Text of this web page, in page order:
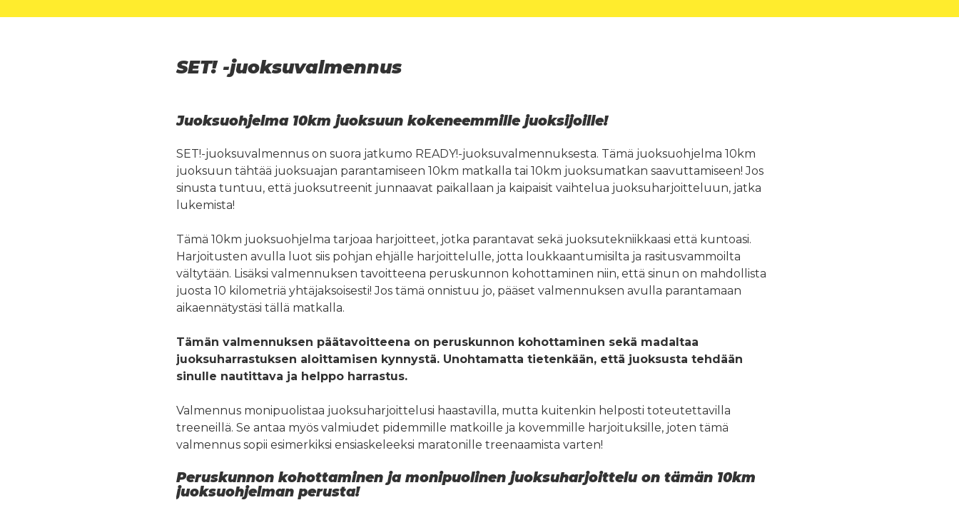
SET! -juoksuvalmennus
Juoksuohjelma 10km juoksuun kokeneemmille juoksijoille!
SET!-juoksuvalmennus on suora jatkumo READY!-juoksuvalmennuksesta. Tämä juoksuohjelma 10km
juoksuun tähtää juoksuajan parantamiseen 10km matkalla tai 10km juoksumatkan saavuttamiseen! Jos
sinusta tuntuu, että juoksutreenit junnaavat paikallaan ja kaipaisit vaihtelua juoksuharjoitteluun, jatka
lukemista!
Tämä 10km juoksuohjelma tarjoaa harjoitteet, jotka parantavat sekä juoksutekniikkaasi että kuntoasi.
Harjoitusten avulla luot siis pohjan ehjälle harjoittelulle, jotta loukkaantumisilta ja rasitusvammoilta
vältytään. Lisäksi valmennuksen tavoitteena peruskunnon kohottaminen niin, että sinun on mahdollista
juosta 10 kilometriä yhtäjaksoisesti! Jos tämä onnistuu jo, pääset valmennuksen avulla parantamaan
aikaennätystäsi tällä matkalla.
Tämän valmennuksen päätavoitteena on peruskunnon kohottaminen sekä madaltaa
juoksuharrastuksen aloittamisen kynnystä. Unohtamatta tietenkään, että juoksusta tehdään
sinulle nautittava ja helppo harrastus.
Valmennus monipuolistaa juoksuharjoittelusi haastavilla, mutta kuitenkin helposti toteutettavilla
treeneillä. Se antaa myös valmiudet pidemmille matkoille ja kovemmille harjoituksille, joten tämä
valmennus sopii esimerkiksi ensiaskeleeksi maratonille treenaamista varten!
Peruskunnon kohottaminen ja monipuolinen juoksuharjoittelu on tämän 10km
juoksuohjelman perusta!